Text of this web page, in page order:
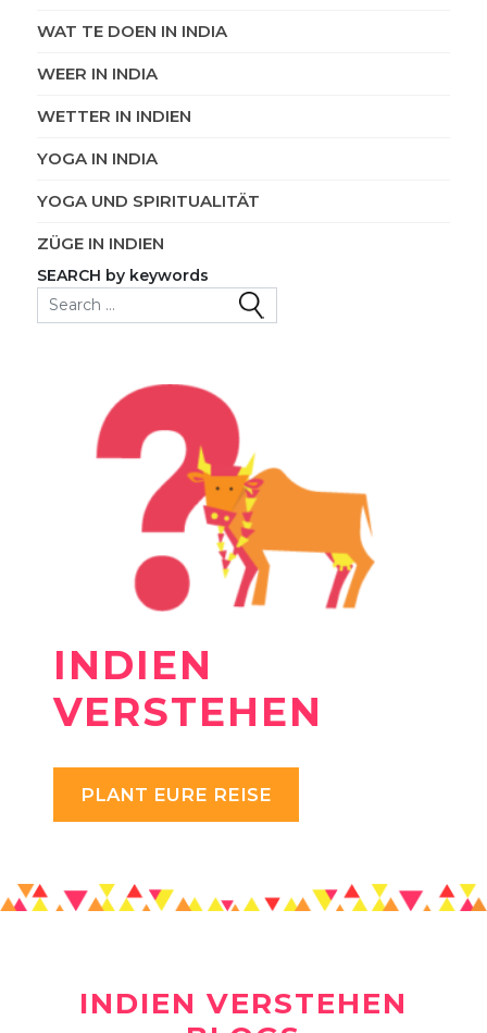
WAT TE DOEN IN INDIA
WEER IN INDIA
WETTER IN INDIEN
YOGA IN INDIA
YOGA UND SPIRITUALITÄT
ZÜGE IN INDIEN
SEARCH by keywords
Search for:
INDIEN
VERSTEHEN
PLANT EURE REISE
INDIEN VERSTEHEN